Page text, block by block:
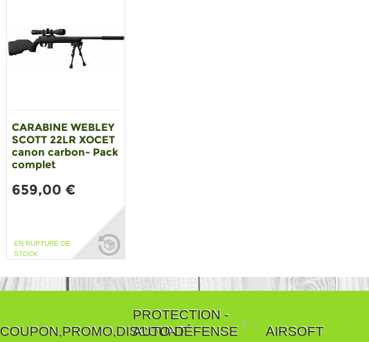
CARABINE WEBLEY
SCOTT 22LR XOCET
canon carbon- Pack
complet
EN RUPTURE DE
STOCK
659,00 €
COUPON,PROMO,DISCOUNT
PROTECTION -
AUTO-DÉFENSE
AIRSOFT